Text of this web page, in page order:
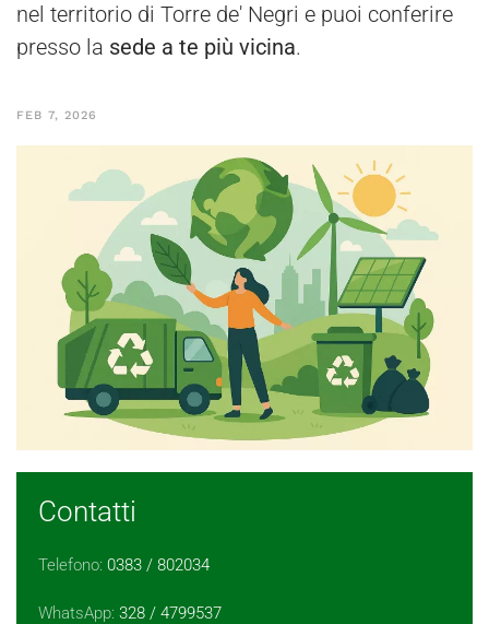
nel territorio di Torre de' Negri e puoi conferire
presso la sede a te più vicina.
FEB 7, 2026
Contatti
Telefono: 0383 / 802034
WhatsApp: 328 / 4799537